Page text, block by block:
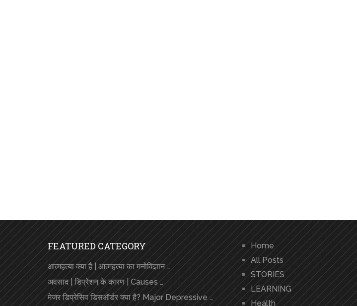
FEATURED CATEGORY
आत्महत्या क्या है | आत्महत्या का मनोविज्ञान …
अवसाद | डिप्रेशन के कारण | Causes …
मेजर डिप्रेसिव डिसऑर्डर क्या है? Major Depressive …
Home
All Posts
STORIES
LEARNING
Health